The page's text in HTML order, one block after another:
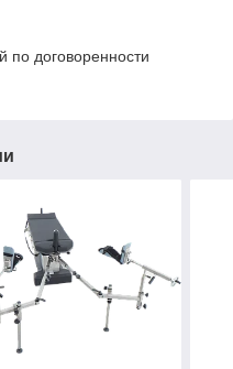
по договоренности